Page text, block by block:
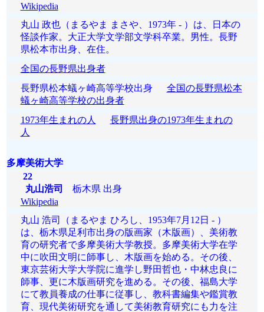
Wikipedia
丸山 政也（まるやま まさや、1973年 - ）は、日本の
怪談作家。大正大学文学部文学科卒業。男性。長野
県松本市出身、在住。
全国の長野県出身者
長野県松本蟻ヶ崎高等学校出身 全国の長野県松本
蟻ヶ崎高等学校の出身者
1973年生まれの人
長野県出身の1973年生まれの
人
多摩美術大学
22
丸山浩司
栃木県 出身
Wikipedia
丸山 浩司（まるやま ひろし、1953年7月12日 - ）
は、栃木県足利市出身の版画家（木版画）、美術教
育の研究者で多摩美術大学教授。多摩美術大学在学
中に吹田文明に師事し、木版画を始める。その後、
東京芸術大学大学院に進学し野田哲也・中林忠良に
師事、更に木版画研究を進める。その後、福島大学
にて教員養成の仕事に従事し、教科書編集や鑑賞教
育、現代美術研究を通して美術教育研究にも力を注